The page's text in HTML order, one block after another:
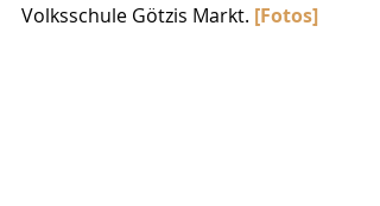
Volksschule Götzis Markt. [Fotos]